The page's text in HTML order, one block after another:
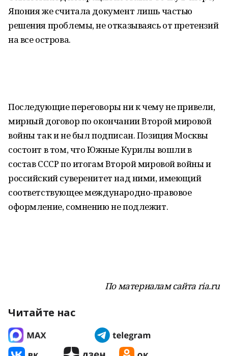
Япония же считала документ лишь частью
решения проблемы, не отказываясь от претензий
на все острова.
Последующие переговоры ни к чему не привели,
мирный договор по окончании Второй мировой
войны так и не был подписан. Позиция Москвы
состоит в том, что Южные Курилы вошли в
состав СССР по итогам Второй мировой войны и
российский суверенитет над ними, имеющий
соответствующее международно-правовое
оформление, сомнению не подлежит.
По материалам сайта ria.ru
Читайте нас